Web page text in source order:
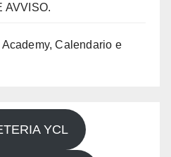
AVVISO.
Calendario e
YCL